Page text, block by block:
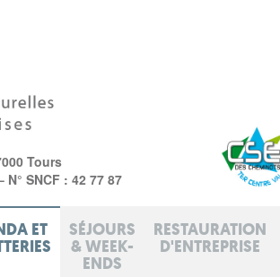
Tours
N° SNCF : 42 77 87
ET SÉJOURS
& WEEK-
ENDS
RESTAURATION
D'ENTREPRISE